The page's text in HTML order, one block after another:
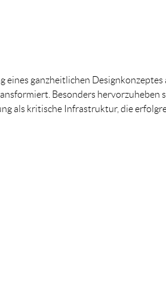
eines ganzheitlichen
Besonders hervorzuheben
als kritische Infrastruktur, die